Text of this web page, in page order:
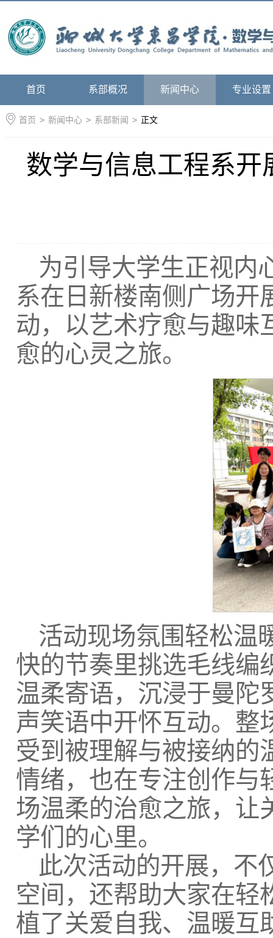
首页 系部概况 新闻中心 专业设置
首页 > 新闻中心 > 系部新闻 > 正文
数学与信息工程系开
为引导大学生正视内
系在日新楼南侧广场开
动，以艺术疗愈与趣味
愈的心灵之旅。
活动现场氛围轻松温
快的节奏里挑选毛线编
温柔寄语，沉浸于曼陀
声笑语中开怀互动。整
受到被理解与被接纳的
情绪，也在专注创作与
场温柔的治愈之旅，让
学们的心里。
此次活动的开展，不
空间，还帮助大家在轻
植了关爱自我、温暖互